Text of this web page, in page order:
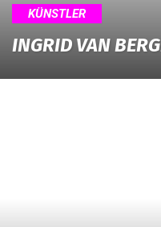
KÜNSTLER
INGRID VAN